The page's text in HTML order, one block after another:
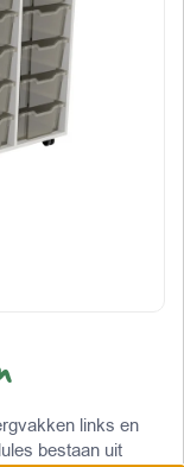
links en
bestaan uit